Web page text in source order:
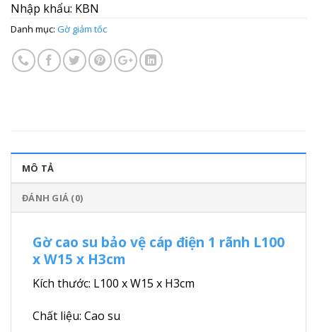
Nhập khẩu: KBN
Danh mục: Gờ giảm tốc
MÔ TẢ
ĐÁNH GIÁ (0)
Gờ cao su bảo vệ cáp điện 1 rãnh L100
x W15 x H3cm
Kích thước: L100 x W15 x H3cm
Chất liệu: Cao su